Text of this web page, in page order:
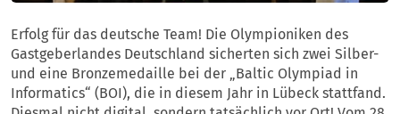
Erfolg für das deutsche Team! Die Olympioniken des
Gastgeberlandes Deutschland sicherten sich zwei Silber-
und eine Bronzemedaille bei der „Baltic Olympiad in
Informatics“ (BOI), die in diesem Jahr in Lübeck stattfand.